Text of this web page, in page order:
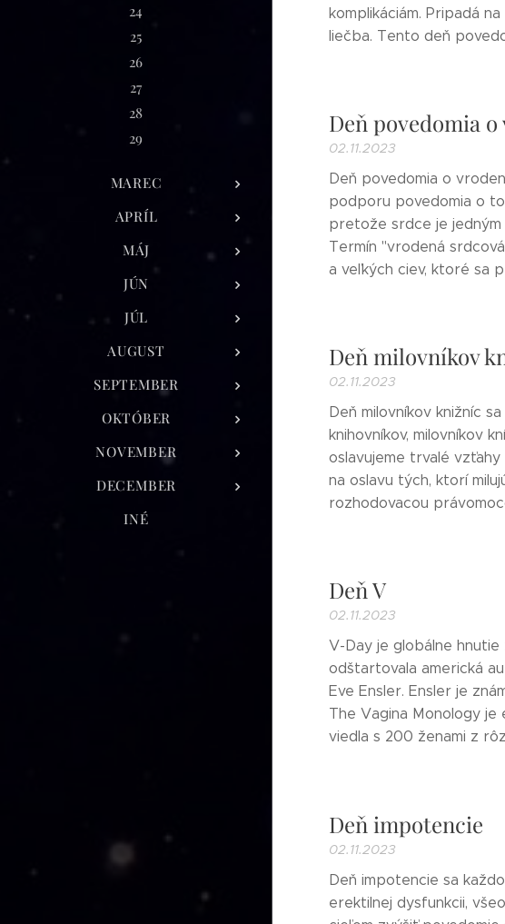
24
25
26
27
28
29
MAREC
APRÍL
MÁJ
JÚN
JÚL
AUGUST
SEPTEMBER
OKTÓBER
NOVEMBER
DECEMBER
INÉ
komplikáciám. Pripadá
liečba. Tento deň
Deň povedomia
02.11.2023
Deň povedomia o
podporu povedomia o
pretože srdce je jedným
Termín "vrodená
a veľkých ciev, ktoré sa
Deň milovníkov
02.11.2023
Deň milovníkov knižníc
knihovníkov, milovníkov
oslavujeme trvalé
na oslavu tých, ktorí
rozhodovacou
Deň V
02.11.2023
V-Day je globálne
odštartovala americká
Eve Ensler. Ensler je
The Vagina Monology
viedla s 200 ženami z
Deň impotencie
02.11.2023
Deň impotencie sa
erektilnej dysfunkcii,